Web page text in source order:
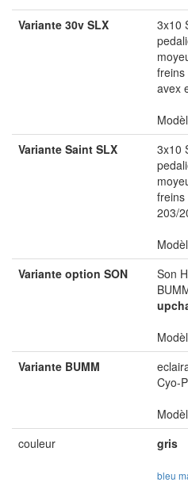
Variante 30v SLX
3x10
freins
avex
Variante Saint SLX
3x10
freins
203/
Variante option SON
Son
Variante BUMM
Cyo-
couleur
gris
bleu